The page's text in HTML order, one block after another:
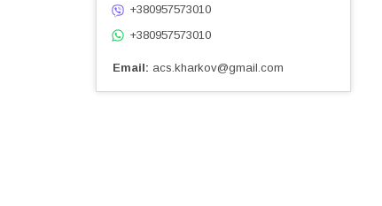
+380957573010
+380957573010
Email acs.kharkov@gmail.com